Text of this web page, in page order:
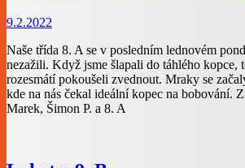
9.2.2022
Naše třída 8. A se v posledním lednovém
nezažili. Když jsme šlapali do táhlého kopce,
rozesmátí pokoušeli zvednout. Mraky se
kde na nás čekal ideální kopec na bobování.
Marek, Šimon P. a 8. A